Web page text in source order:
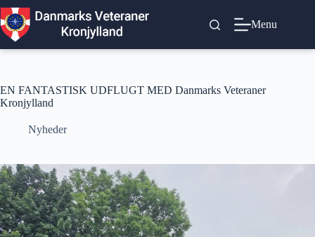
Fortsæt
til
indhold
Menu
EN FANTASTISK UDFLUGT MED Danmarks Veteraner
Kronjylland
Nyheder